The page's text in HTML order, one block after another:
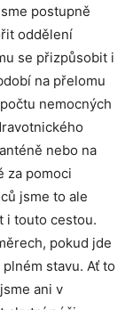
postupně
oddělení
se přizpůsobit i
na přelomu
nemocných
nebo na
za pomoci
jsme to ale
i touto cestou.
pokud jde
stavu. Ať to
ani v